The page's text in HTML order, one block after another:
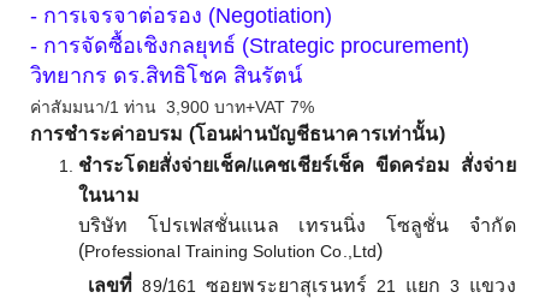
- การเจรจาต่อรอง (Negotiation)
- การจัดซื้อเชิงกลยุทธ์ (Strategic procurement)
วิทยากร ดร.สิทธิโชค สินรัตน์
ค่าสัมมนา/1 ท่าน 3,900 บาท+VAT 7%
การชำระค่าอบรม (โอนผ่านบัญชีธนาคารเท่านั้น)
ชำระโดยสั่งจ่ายเช็ค/แคชเชียร์เช็ค ขีดคร่อม สั่งจ่าย
ในนาม
บริษัท โปรเฟสชั่นแนล เทรนนิ่ง โซลูชั่น จำกัด
(Professional Training Solution Co.,Ltd)
เลขที่89/161ซอยพระยาสุเรนทร์ 21 แยก3
แขวง